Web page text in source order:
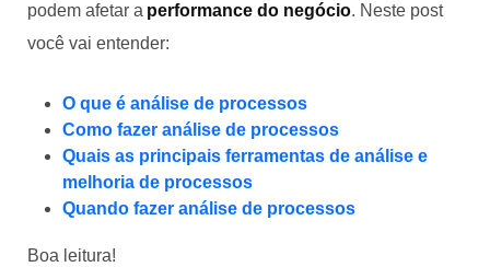
podem afetar a performance do negócio. Neste post
você vai entender:
O que é análise de processos
Como fazer análise de processos
Quais as principais ferramentas de análise e
melhoria de processos
Quando fazer análise de processos
Boa leitura!